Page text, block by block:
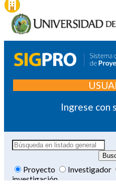
Ingrese con
Proyecto Investigador
investigación